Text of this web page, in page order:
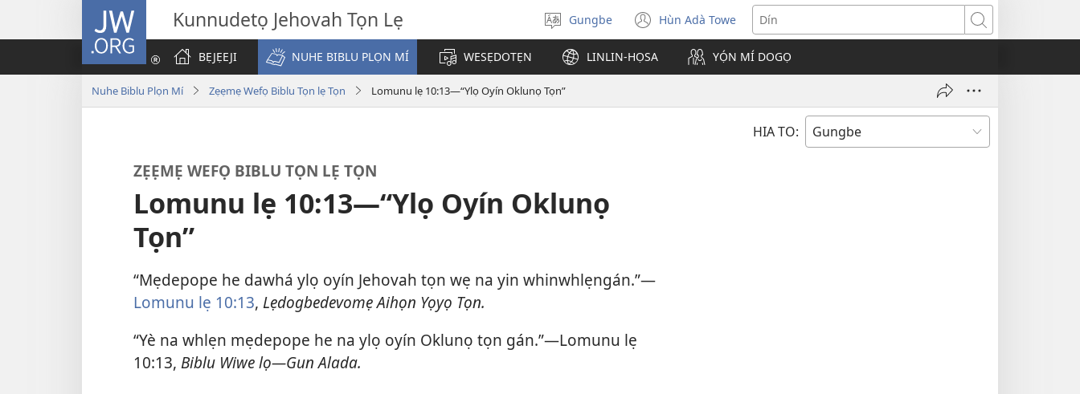
JW.ORG Kunnudetọ Jehovah Tọn Lẹ
De
ogbè
dopo
Gungbe Hùn Adà Towe
(opens
new
window)
Dín
BẸJẸEJI
NUHE BIBLU PLỌN MÍ WESẸDOTẸN LINLIN-HỌSA YỌ́N MÍ DOGỌ
Nuhe Biblu Plọn Mí Zẹẹmẹ Wefọ Biblu Tọn lẹ Tọn Lomunu lẹ 10:13—“Ylọ Oyín Oklunọ Tọn”
HIA TO:
ZẸẸMẸ WEFỌ BIBLU TỌN LẸ TỌN
Lomunu lẹ 10:13—“Ylọ Oyín Oklunọ
Tọn”
“Mẹdepope he dawhá ylọ oyín Jehovah tọn wẹ na yin whinwhlẹngán.”—
Lomunu lẹ 10:13, Lẹdogbedevomẹ Aihọn Yọyọ Tọn.
“Yè na whlẹn mẹdepope he na ylọ oyín Oklunọ tọn gán.”—Lomunu lẹ
10:13, Biblu Wiwe lọ—Gun Alada.